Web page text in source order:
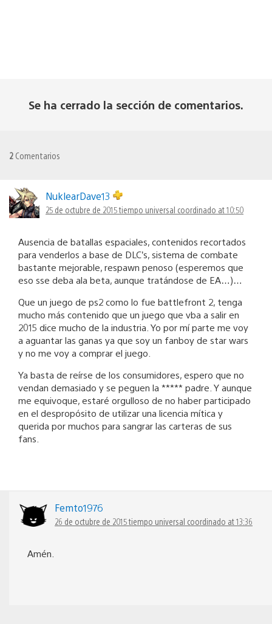
Se ha cerrado la sección de comentarios.
2 Comentarios
NuklearDave13
25 de octubre de 2015 tiempo universal coordinado at 10:50
Ausencia de batallas espaciales, contenidos recortados
para venderlos a base de DLC’s, sistema de combate
bastante mejorable, respawn penoso (esperemos que
eso sse deba ala beta, aunque tratándose de EA…)…
Que un juego de ps2 como lo fue battlefront 2, tenga
mucho más contenido que un juego que vba a salir en
2015 dice mucho de la industria. Yo por mí parte me voy
a aguantar las ganas ya que soy un fanboy de star wars
y no me voy a comprar el juego.
Ya basta de reírse de los consumidores, espero que no
vendan demasiado y se peguen la ***** padre. Y aunque
me equivoque, estaré orgulloso de no haber participado
en el despropósito de utilizar una licencia mítica y
querida por muchos para sangrar las carteras de sus
fans.
Femto1976
26 de octubre de 2015 tiempo universal coordinado at 13:36
Amén.